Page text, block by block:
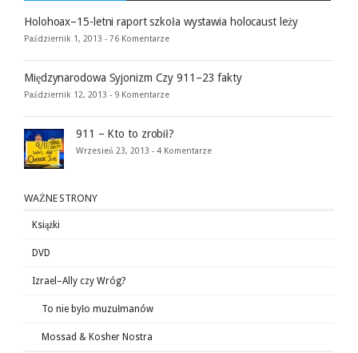
Holohoax–15-letni raport szkoła wystawia holocaust leży
Październik 1, 2013 - 76 Komentarze
Międzynarodowa Syjonizm Czy 911–23 fakty
Październik 12, 2013 - 9 Komentarze
911 – Kto to zrobił?
Wrzesień 23, 2013 - 4 Komentarze
WAŻNE STRONY
Książki
DVD
Izrael–Ally czy Wróg?
To nie było muzułmanów
Mossad & Kosher Nostra